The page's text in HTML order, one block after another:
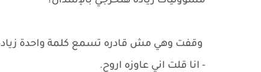
وقفت وهي مش قادره تسمع كلمة واحدة
- انا قلت اني عاوزه اروح.